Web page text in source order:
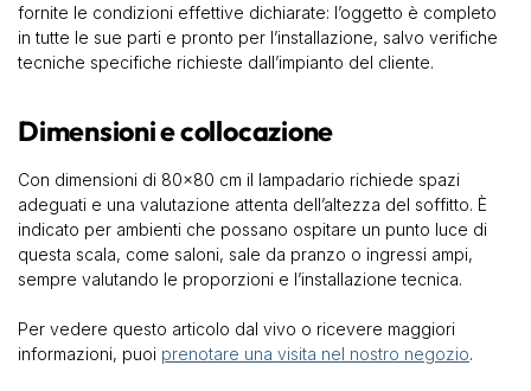
fornite le condizioni effettive dichiarate: l’oggetto è completo
in tutte le sue parti e pronto per l’installazione, salvo verifiche
tecniche specifiche richieste dall’impianto del cliente.
Dimensioni e collocazione
Con dimensioni di 80×80 cm il lampadario richiede spazi
adeguati e una valutazione attenta dell’altezza del soffitto. È
indicato per ambienti che possano ospitare un punto luce di
questa scala, come saloni, sale da pranzo o ingressi ampi,
sempre valutando le proporzioni e l’installazione tecnica.
Per vedere questo articolo dal vivo o ricevere maggiori
informazioni, puoi prenotare una visita nel nostro negozio.